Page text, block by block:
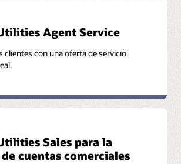
Agent Service
clientes con una oferta de servicio
Sales para la
cuentas comerciales